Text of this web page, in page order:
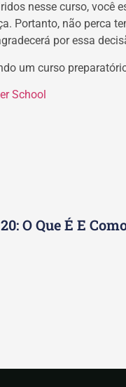
nesse curso, você
Portanto, não perca
por essa
um curso
School